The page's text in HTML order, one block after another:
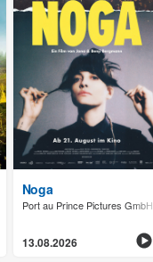
Noga
Port au Prince Pictures GmbH
13.08.2026